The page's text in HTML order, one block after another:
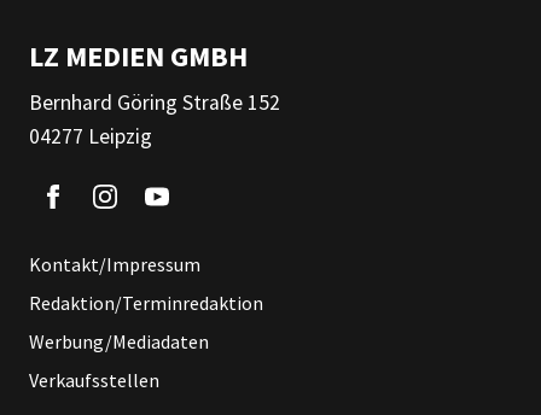
LZ MEDIEN GMBH
Bernhard Göring Straße 152
04277 Leipzig
Kontakt/Impressum
Redaktion/Terminredaktion
Werbung/Mediadaten
Verkaufsstellen